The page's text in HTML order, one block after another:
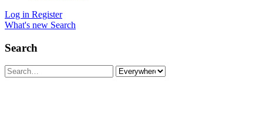
Log in Register
What's new Search
Search